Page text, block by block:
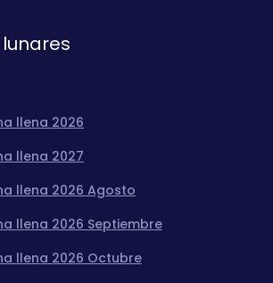
llena 2026
llena 2027
llena 2026 Agosto
llena 2026 Septiembre
llena 2026 Octubre